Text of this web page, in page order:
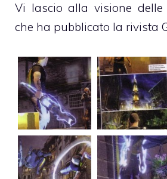
Vi lascio alla visione
che ha pubblicato la rivista